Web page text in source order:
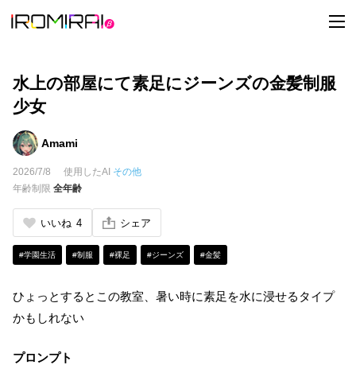
t
o
n
水上の部屋にて素足にジーンズの金髪制服
少女
Amami
2026/7/8 使用したAI その他
年齢制限 全年齢
いいね 4 シェア
#学園生活 #制服 #裸足 #ジーンズ #金髪
ひょっとするとこの教室、暑い時に素足を水に浸せるタイプ
かもしれない
プロンプト